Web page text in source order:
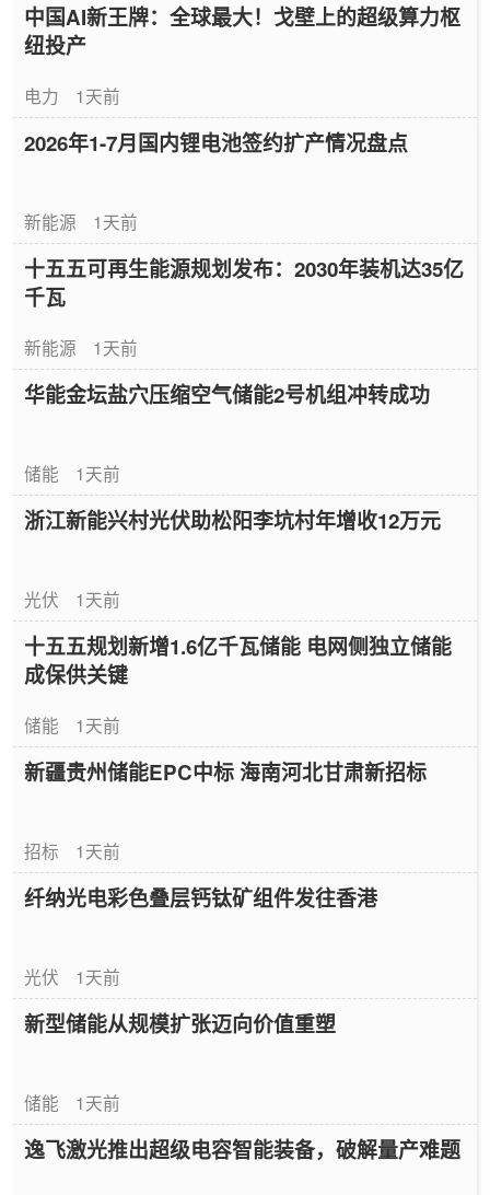
中国AI新王牌：全球最大！戈壁上的超级算力枢
纽投产
电力 1天前
2026年1-7月国内锂电池签约扩产情况盘点
新能源 1天前
十五五可再生能源规划发布：2030年装机达35亿
千瓦
新能源 1天前
华能金坛盐穴压缩空气储能2号机组冲转成功
储能 1天前
浙江新能兴村光伏助松阳李坑村年增收12万元
光伏 1天前
十五五规划新增1.6亿千瓦储能 电网侧独立储能
成保供关键
储能 1天前
新疆贵州储能EPC中标 海南河北甘肃新招标
招标 1天前
纤纳光电彩色叠层钙钛矿组件发往香港
光伏 1天前
新型储能从规模扩张迈向价值重塑
储能 1天前
逸飞激光推出超级电容智能装备，破解量产难题